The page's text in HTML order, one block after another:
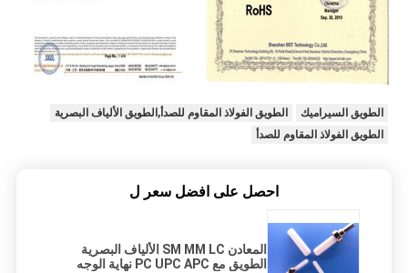
الطويق السيراميك
الطويق الفولاذ المقاوم للصدأ,الطويق الألياف البصرية
الطويق الفولاذ المقاوم للصدأ
احصل على افضل سعر ل
المعادن SM MM LC الألياف البصرية
الطويق مع PC UPC APC نهاية الوجه